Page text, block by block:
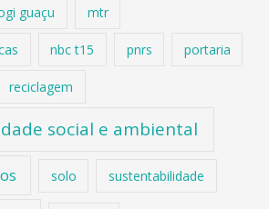
guaçu mtr
nbc t15 pnrs portaria
reciclagem
social e ambiental
solo sustentabilidade